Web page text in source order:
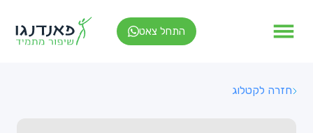
התחל צאט
חזרה לקטלוג